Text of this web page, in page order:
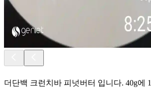
더단백 크런치바 피넛버터 입니다. 40g에